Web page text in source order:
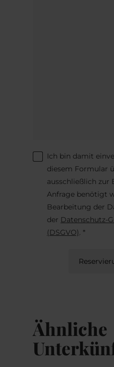
Ich bin damit
diesem Formular
ausschließlich zur
Anfrage benötigt
Bearbeitung der
der Datenschutz-
(DSGVO). *
Ähnliche